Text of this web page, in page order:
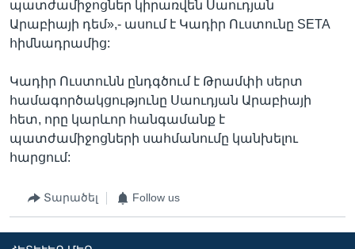
պատժամիջոցներ կիրառվեն Սաուդյան
Արաբիայի դեմ»,- ասում է Կադիր Ուստունը SETA
հիմնադրամից:
Կադիր Ուստունն ընդգծում է Թրամփի սերտ
համագործակցությունը Սաուդյան Արաբիայի
հետ, որը կարևոր հանգամանք է
պատժամիջոցների սահմանումը կանխելու
հարցում:
Տարածել Follow us